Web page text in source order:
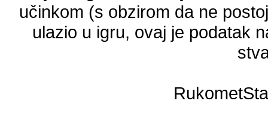
učinkom (s obzirom da ne
ulazio u igru, ovaj je podatak